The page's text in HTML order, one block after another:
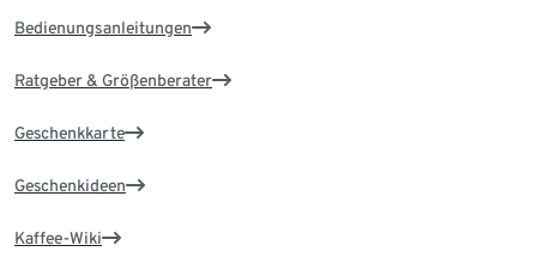
Bedienungsanleitungen
Ratgeber & Größenberater
Geschenkkarte
Geschenkideen
Kaffee-Wiki